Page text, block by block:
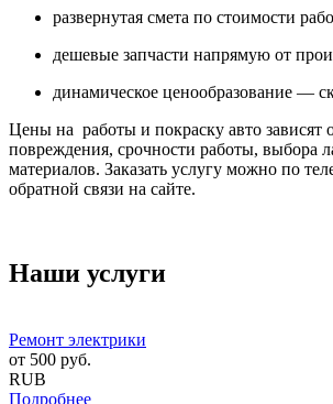
развернутая смета по стоимости
дешевые запчасти напрямую от
динамическое ценообразование —
Цены на работы и покраску авто зависят
повреждения, срочности работы, выбора
материалов. Заказать услугу можно по
обратной связи на сайте.
Наши услуги
Ремонт электрики
от 500 руб.
RUB
Подробнее